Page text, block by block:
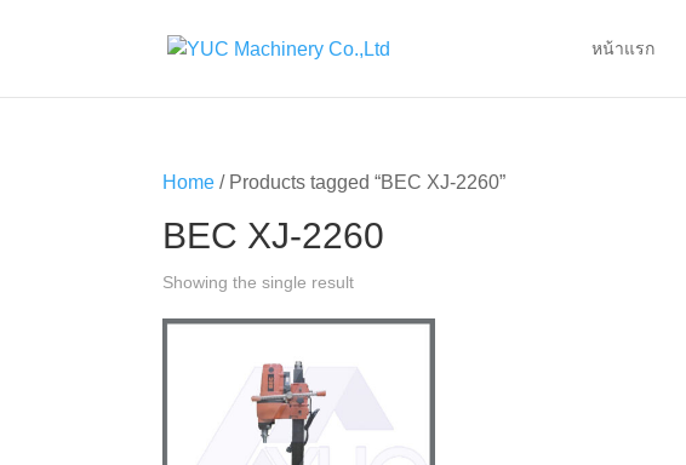
หน้าแรก
Home / Products tagged “BEC XJ-2260”
BEC XJ-2260
Showing the single result